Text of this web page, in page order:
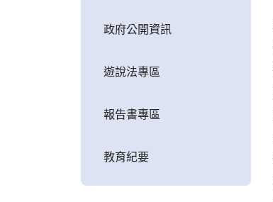
政府公開資訊
遊說法專區
報告書專區
教育紀要